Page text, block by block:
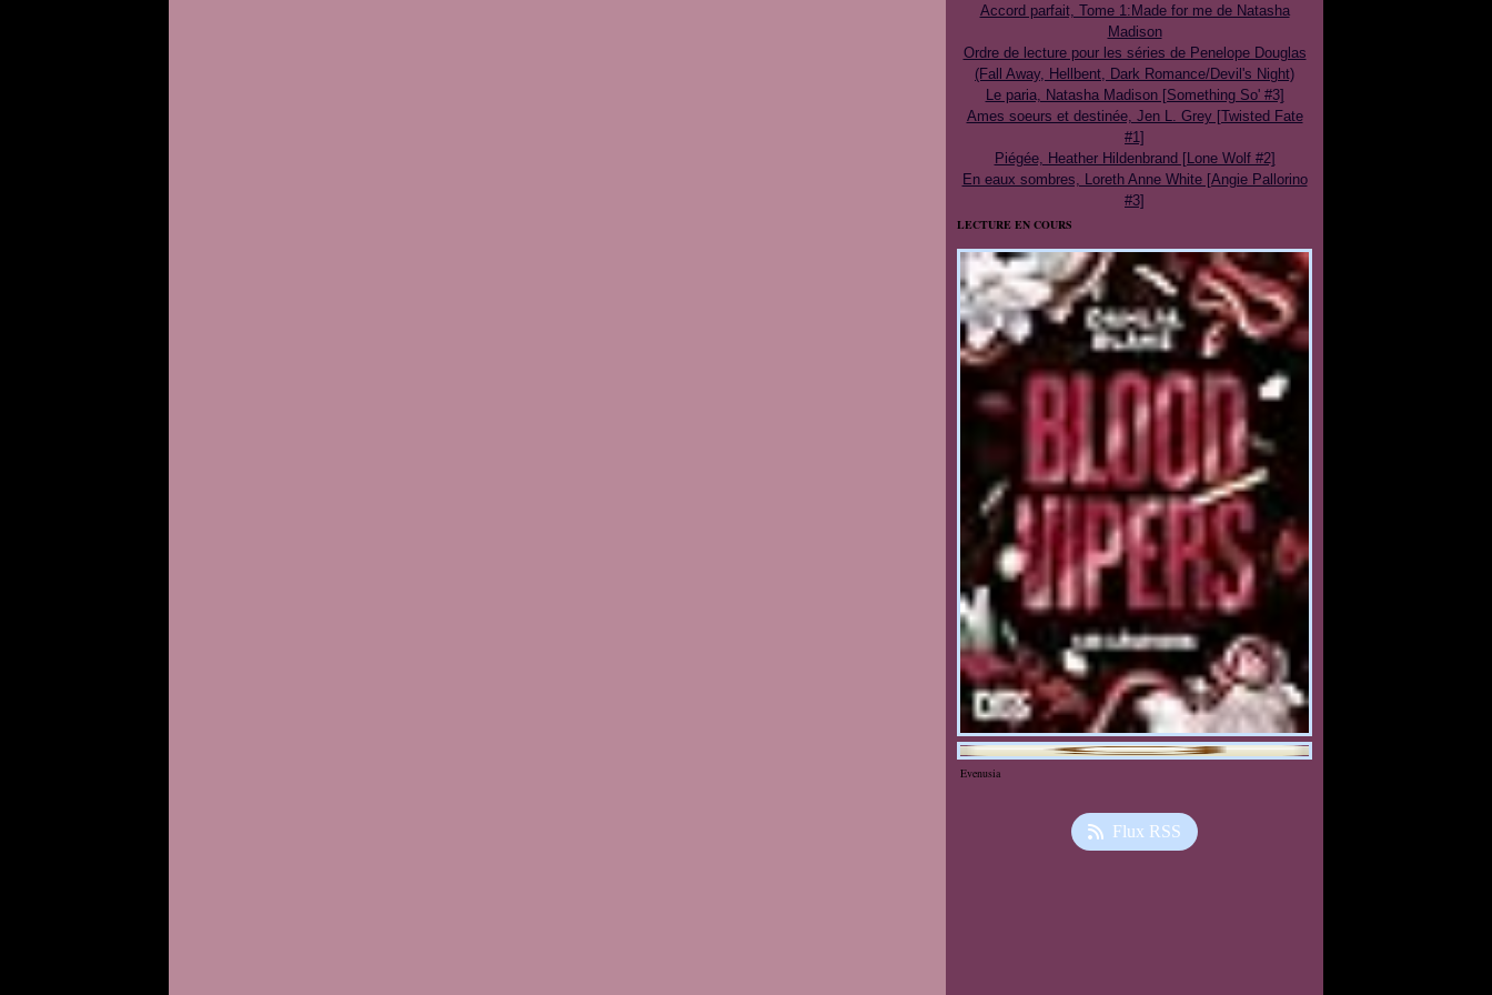
Accord parfait, Tome 1:Made for me de Natasha
Madison
Ordre de lecture pour les séries de Penelope Douglas
(Fall Away, Hellbent, Dark Romance/Devil's Night)
Le paria, Natasha Madison [Something So' #3]
Ames soeurs et destinée, Jen L. Grey [Twisted Fate
#1]
Piégée, Heather Hildenbrand [Lone Wolf #2]
En eaux sombres, Loreth Anne White [Angie Pallorino
#3]
LECTURE EN COURS
Evenusia
Flux RSS